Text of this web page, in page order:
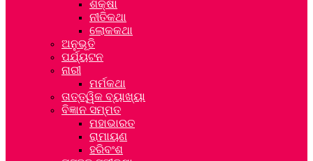
ଶିକ୍ଷା
ନୀତିକଥା
ଲୋକକଥା
ଅନୁଭୂତି
ପର୍ଯ୍ୟଟନ
ନାରୀ
ମର୍ମକଥା
ତାତ୍ତ୍ୱିକ ବ୍ୟାଖ୍ୟା
ବିଜ୍ଞାନ ସମ୍ମତ
ମହାଭାରତ
ରାମାୟଣ
ହରିବଂଶ